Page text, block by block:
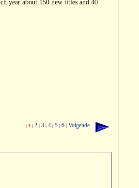
year about 150 new titles and 40
| 1 |2|3|4|5|6|Volgende